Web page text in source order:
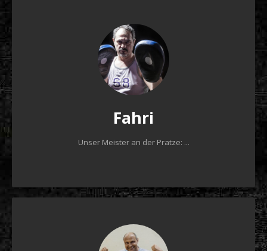
Fahri
Unser Meister an der Pratze: ...